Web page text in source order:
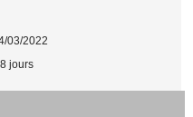
03/2022
jours